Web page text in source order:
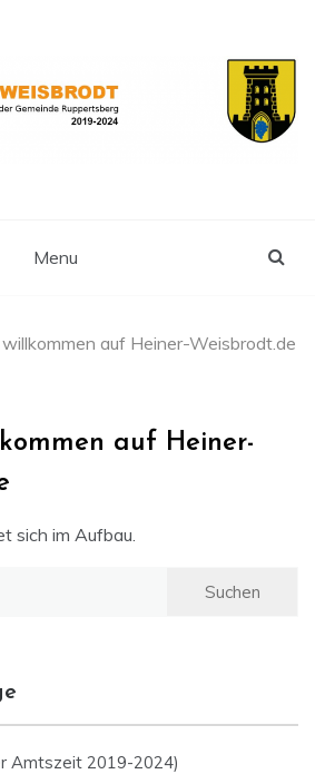
Menu
auf Heiner-Weisbrodt.de
auf Heiner-
sich im Aufbau.
Amtszeit 2019-2024)